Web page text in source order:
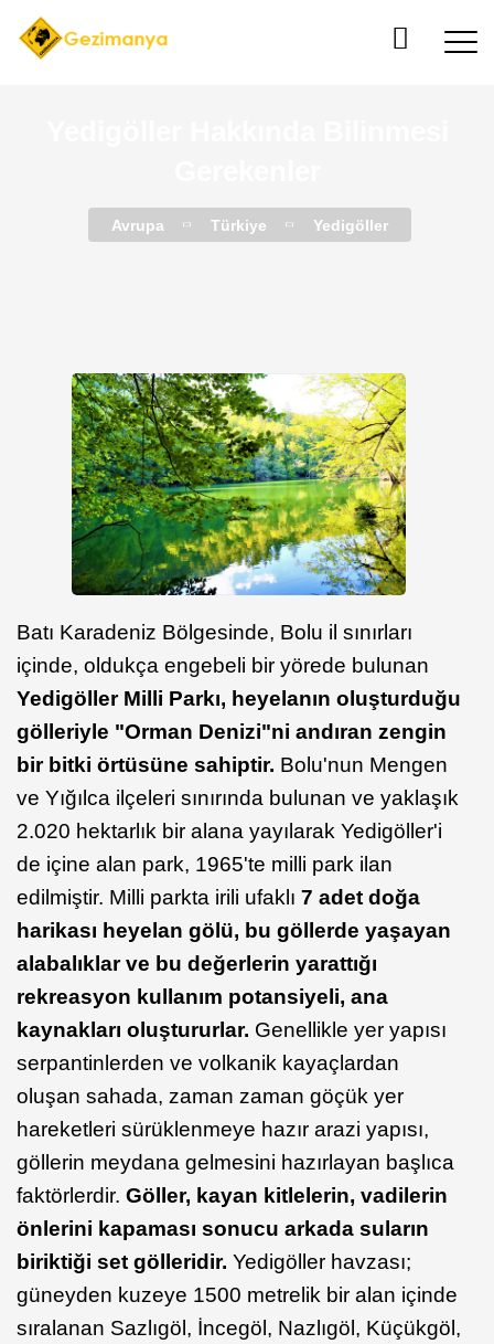
Avrupa Türkiye Yedigöller
Batı Karadeniz Bölgesinde, Bolu il sınırları
içinde, oldukça engebeli bir yörede bulunan
Yedigöller Milli Parkı, heyelanın oluşturduğu
gölleriyle "Orman Denizi"ni andıran zengin
bir bitki örtüsüne sahiptir. Bolu'nun Mengen
ve Yığılca ilçeleri sınırında bulunan ve yaklaşık
2.020 hektarlık bir alana yayılarak Yedigöller'i
de içine alan park, 1965'te milli park ilan
edilmiştir. Milli parkta irili ufaklı 7 adet doğa
harikası heyelan gölü, bu göllerde yaşayan
alabalıklar ve bu değerlerin yarattığı
rekreasyon kullanım potansiyeli, ana
kaynakları oluştururlar. Genellikle yer yapısı
serpantinlerden ve volkanik kayaçlardan
oluşan sahada, zaman zaman göçük yer
hareketleri sürüklenmeye hazır arazi yapısı,
göllerin meydana gelmesini hazırlayan başlıca
faktörlerdir. Göller, kayan kitlelerin, vadilerin
önlerini kapaması sonucu arkada suların
biriktiği set gölleridir. Yedigöller havzası;
güneyden kuzeye 1500 metrelik bir alan içinde
sıralanan Sazlıgöl, İncegöl, Nazlıgöl, Küçükgöl,